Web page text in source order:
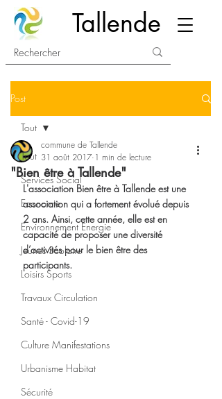
Tallende
Post
Tout
Services Social
Economie
Environnement Energie
Jeunes Scolaire
Loisirs Sports
Travaux Circulation
Santé - Covid-19
Culture Manifestations
Urbanisme Habitat
Sécurité
Tout
"Bien être à Tallende"
commune de Tallende
31 août 2017 1 min de lecture
L'association Bien être à Tallende est une
association qui a fortement évolué depuis
2 ans. Ainsi, cette année, elle est en
capacité de proposer une diversité
d’activités pour le bien être des
participants.